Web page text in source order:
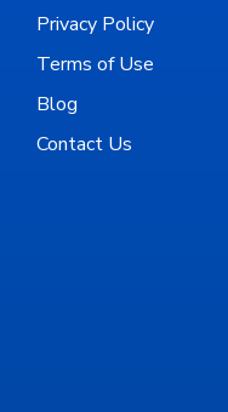
Privacy Policy
Terms of Use
Blog
Contact Us